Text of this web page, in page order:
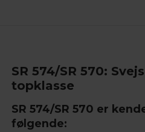
SR 574/SR 570:
topklasse
SR 574/SR 570 er
følgende: